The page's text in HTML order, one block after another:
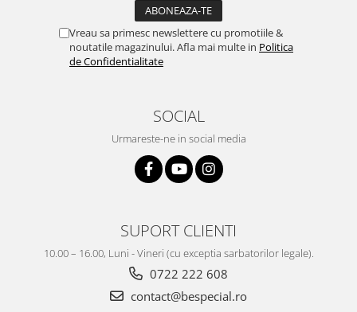
Vreau sa primesc newslettere cu promotiile &
noutatile magazinului. Afla mai multe in Politica
de Confidentialitate
SOCIAL
Urmareste-ne in social media
SUPORT CLIENTI
10.00 – 16.00, Luni - Vineri (cu exceptia sarbatorilor legale).
0722 222 608
contact@bespecial.ro